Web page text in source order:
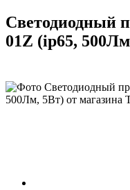
Светодиодный
01Z (ip65,